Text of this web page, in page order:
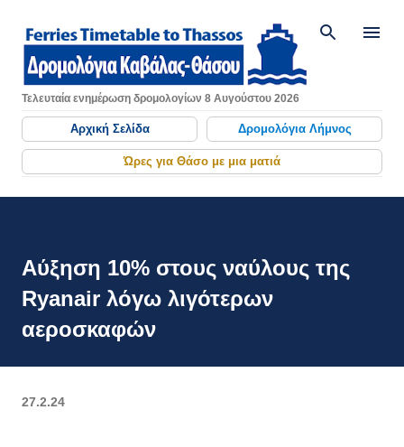
Μετάβαση στο κύριο περιεχόμενο
Τελευταία ενημέρωση δρομολογίων 8 Αυγούστου 2026
Αρχική Σελίδα Δρομολόγια Λήμνος
Ώρες για Θάσο με μια ματιά
Αύξηση 10% στους ναύλους της
Ryanair λόγω λιγότερων
αεροσκαφών
27.2.24